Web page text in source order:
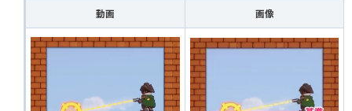
43 48
52 53 54 55 56 57 58 59 60
65 66 70
72 73 74 75 76 77 78 79 80
動画 画像